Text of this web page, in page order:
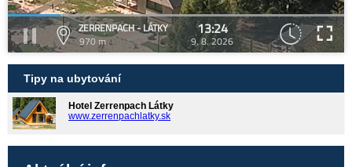
ZERRENPACH - LÁTKY
970 m
13:24
9. 8. 2026
Tipy na ubytování
Hotel Zerrenpach Látky
www.zerrenpachlatky.sk